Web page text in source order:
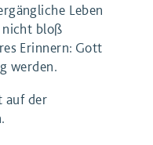
Leben
nicht bloß
Erinnern: Gott
werden.
auf der